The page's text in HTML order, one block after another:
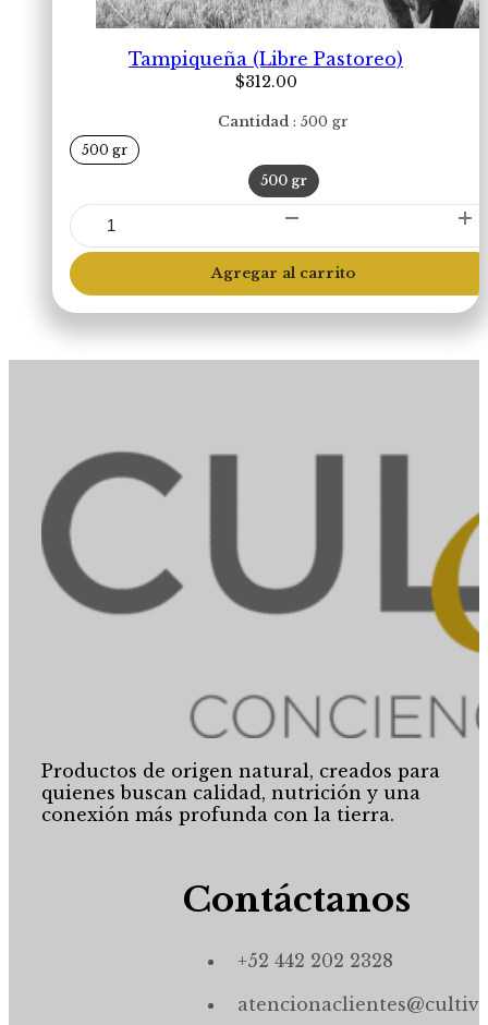
Tampiqueña (Libre Pastoreo)
$312.00
Cantidad 500 gr
500 gr
500 gr
Tampiqueña
(Libre
Pastoreo)
cantidad
Agregar al carrito
Productos de origen natural, creados para
quienes buscan calidad, nutrición y una
conexión más profunda con la tierra.
Contáctanos
+52 442 202 2328